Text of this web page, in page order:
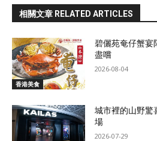
相關文章 RELATED ARTICLES
香港美食
碧儷苑奄仔蟹宴
盡嚐
2026-08-04
城市裡的山野驚
場
2026-07-29